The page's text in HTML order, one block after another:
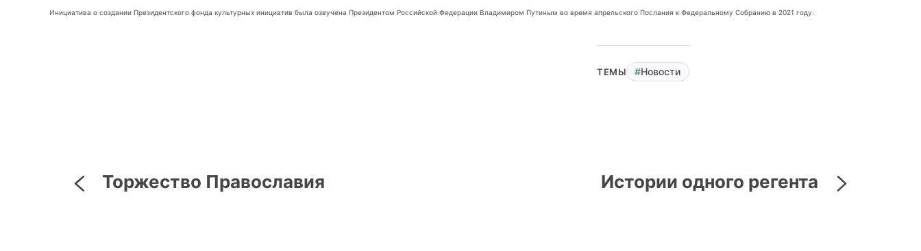
Инициатива о создании Президентского фонда культурных инициатив была озвучена Президентом Российской Федерации Владимиром Путиным во время апрельского Послания к Федеральному Собранию в 2021 году.
ТЕМЫ Новости
Торжество Православия Истории одного регента